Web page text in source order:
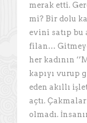
merak etti.
mi? Bir dolu
evini satıp bu
filan…
her kadının
kapıyı vurup
eden akıllı
açtı.
olmadı.